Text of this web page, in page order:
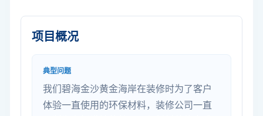
项目概况
典型问题
我们碧海金沙黄金海岸在装修时为了客户
体验一直使用的环保材料，装修公司一直